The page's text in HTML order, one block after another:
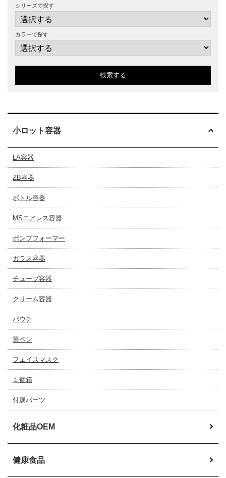
シリーズで探す
カラーで探す
検索する
小ロット容器
LA容器
ZB容器
ボトル容器
MSエアレス容器
ポンプフォーマー
ガラス容器
チューブ容器
クリーム容器
パウチ
筆ペン
フェイスマスク
１個箱
付属パーツ
化粧品OEM
健康食品